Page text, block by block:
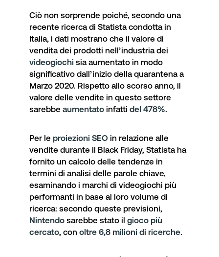
Ciò non sorprende poiché, secondo una
recente ricerca di Statista condotta in
Italia, i dati mostrano che il valore di
vendita dei prodotti nell’industria dei
videogiochi sia aumentato in modo
significativo dall’inizio della quarantena a
Marzo 2020. Rispetto allo scorso anno, il
valore delle vendite in questo settore
sarebbe aumentato infatti del 478%.
Per le proiezioni SEO in relazione alle
vendite durante il Black Friday, Statista ha
fornito un calcolo delle tendenze in
termini di analisi delle parole chiave,
esaminando i marchi di videogiochi più
performanti in base al loro volume di
ricerca: secondo queste previsioni,
Nintendo sarebbe stato il gioco più
cercato, con oltre 6,8 milioni di ricerche.